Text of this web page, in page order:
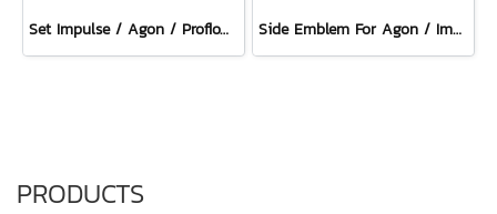
Set Impulse / Agon / Proflow Lime Side Emblem For Agon / Impulse
PRODUCTS